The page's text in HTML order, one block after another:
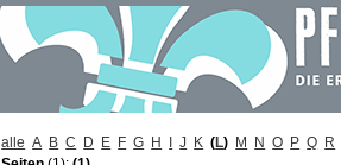
alle A B C D E F G H J K (L) M N O P Q R